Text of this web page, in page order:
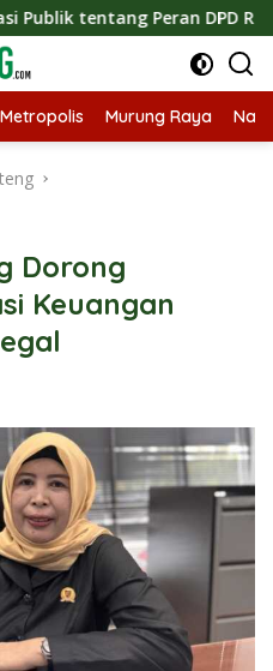
Peran DPD RI
Metropolis Murung Raya
Dorong
Keuangan